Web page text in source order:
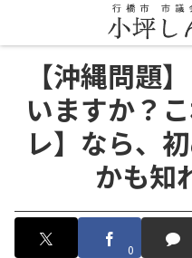
【沖縄問題
いますか？
レ】なら、
かも知
0